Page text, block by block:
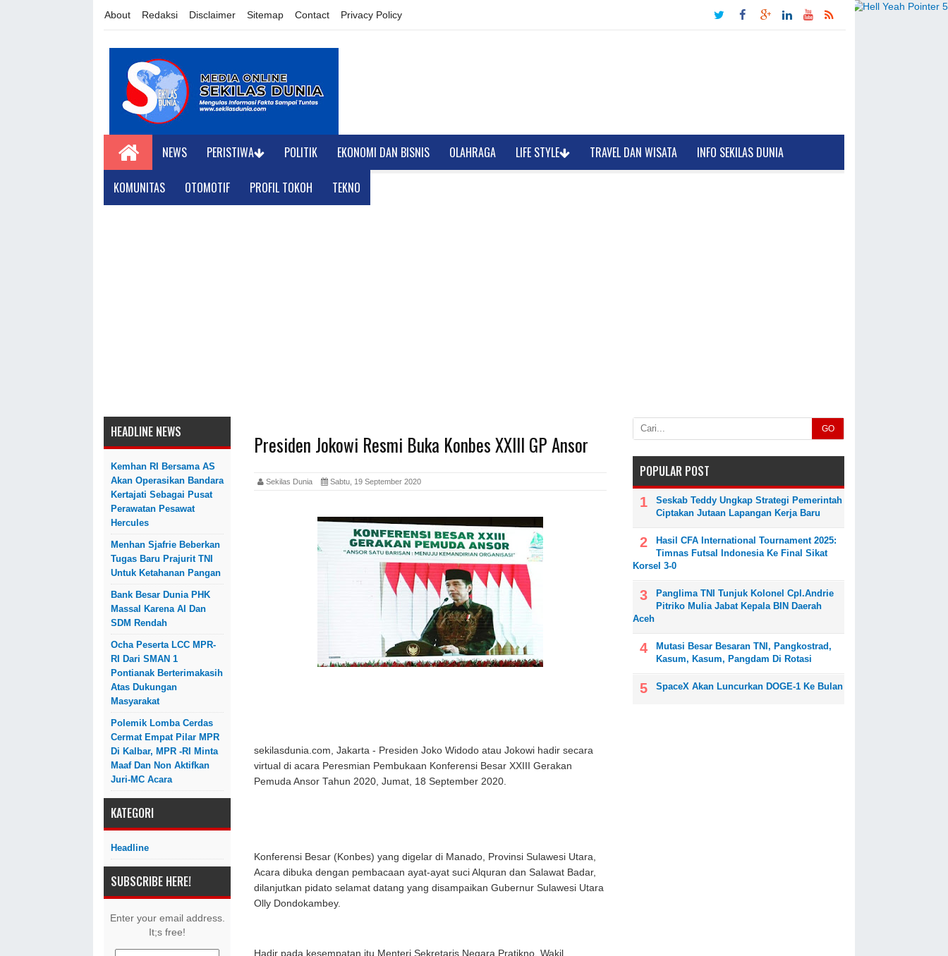
About Redaksi Disclaimer Sitemap Contact Privacy Policy
NEWS PERISTIWA POLITIK EKONOMI DAN BISNIS OLAHRAGA LIFE STYLE TRAVEL DAN WISATA INFO SEKILAS DUNIA
KOMUNITAS OTOMOTIF PROFIL TOKOH TEKNO
HEADLINE NEWS
Kemhan RI Bersama AS
Akan Operasikan Bandara
Kertajati Sebagai Pusat
Perawatan Pesawat
Hercules
Menhan Sjafrie Beberkan
Tugas Baru Prajurit TNI
Untuk Ketahanan Pangan
Bank Besar Dunia PHK
Massal Karena AI Dan
SDM Rendah
Ocha Peserta LCC MPR-
RI Dari SMAN 1
Pontianak Berterimakasih
Atas Dukungan
Masyarakat
Polemik Lomba Cerdas
Cermat Empat Pilar MPR
Di Kalbar, MPR -RI Minta
Maaf Dan Non Aktifkan
Juri-MC Acara
KATEGORI
Headline
SUBSCRIBE HERE!
Enter your email address.
It;s free!
Presiden Jokowi Resmi Buka Konbes XXIII GP Ansor
Sekilas Dunia Sabtu, 19 September 2020
sekilasdunia.com, Jakarta - Presiden Joko Widodo atau Jokowi hadir secara
virtual di acara Peresmian Pembukaan Konferensi Besar XXIII Gerakan
Pemuda Ansor Tahun 2020, Jumat, 18 September 2020.
Konferensi Besar (Konbes) yang digelar di Manado, Provinsi Sulawesi Utara,
Acara dibuka dengan pembacaan ayat-ayat suci Alquran dan Salawat Badar,
dilanjutkan pidato selamat datang yang disampaikan Gubernur Sulawesi Utara
Olly Dondokambey.
Hadir pada kesempatan itu Menteri Sekretaris Negara Pratikno, Wakil
GO
POPULAR POST
Seskab Teddy Ungkap Strategi Pemerintah
Ciptakan Jutaan Lapangan Kerja Baru
Hasil CFA International Tournament 2025:
Timnas Futsal Indonesia Ke Final Sikat
Korsel 3-0
Panglima TNI Tunjuk Kolonel Cpl.Andrie
Pitriko Mulia Jabat Kepala BIN Daerah
Aceh
Mutasi Besar Besaran TNI, Pangkostrad,
Kasum, Kasum, Pangdam Di Rotasi
SpaceX Akan Luncurkan DOGE-1 Ke Bulan